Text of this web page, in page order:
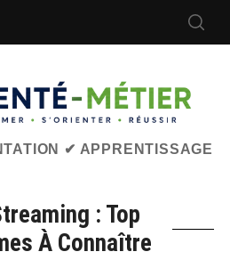
✔ APPRENTISSAGE
: Top
À Connaître